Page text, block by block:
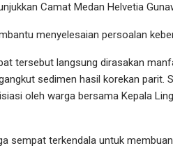
Camat Medan Helvetia
menyelesaian persoalan
tersebut langsung dirasakan
sedimen hasil korekan parit.
oleh warga bersama Kepala
sempat terkendala untuk